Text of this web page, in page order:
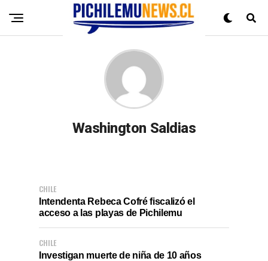
Washington Saldias
CHILE
Intendenta Rebeca Cofré fiscalizó el
acceso a las playas de Pichilemu
CHILE
Investigan muerte de niña de 10 años